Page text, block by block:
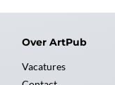
Over ArtPub
Vacatures